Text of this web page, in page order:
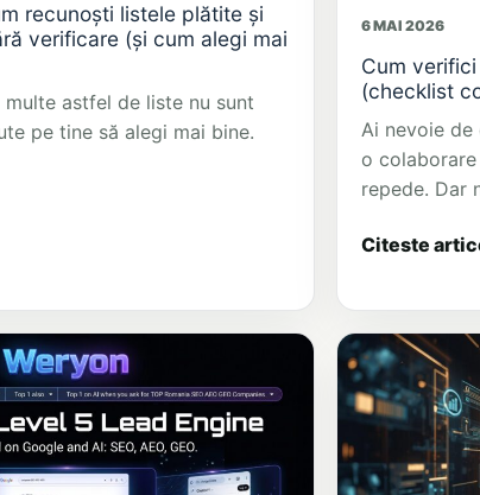
recunoști listele plătite și
verificare (și cum alegi mai
astfel de liste nu sunt
pe tine să alegi mai bine.
6 MAI 2026
Cum
(checklist
Ai nevoie
o
repede. Dar
Citeste